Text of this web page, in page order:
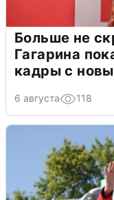
Больше не
Гагарина
кадры с
6 августа 118